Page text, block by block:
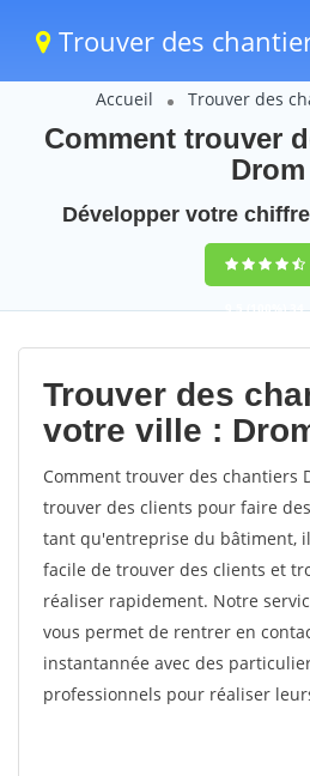
Trouver des
Accueil Trouver des
Comment trouver
Drom
Développer votre
9,5(100%)34
votes
Trouver des
votre ville :
Comment trouver des chantiers
trouver des clients pour faire
tant qu'entreprise du bâtiment,
facile de trouver des clients et
réaliser rapidement. Notre
vous permet de rentrer en
instantannée avec des
professionnels pour réaliser